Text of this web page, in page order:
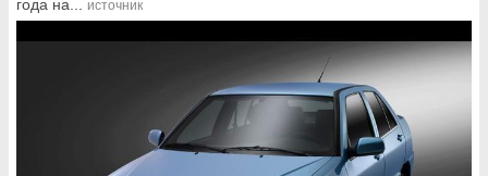
года на...
источник